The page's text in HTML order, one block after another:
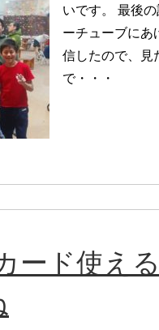
いです。 最後
ーチューブにあ
信したので、見
で・・・
ード使え